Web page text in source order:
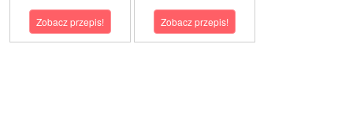
Zobacz przepis! Zobacz przepis!